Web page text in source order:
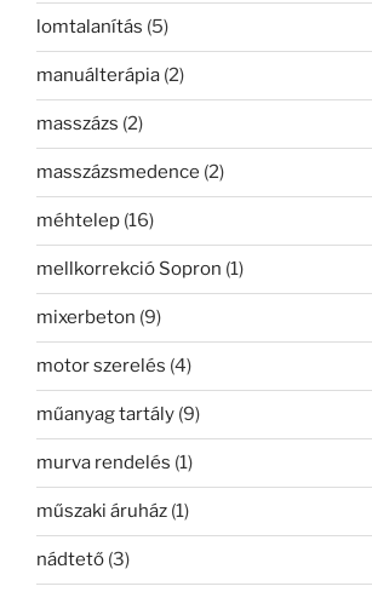
lomtalanítás (5)
manuálterápia (2)
masszázs (2)
masszázsmedence (2)
méhtelep (16)
mellkorrekció Sopron (1)
mixerbeton (9)
motor szerelés (4)
műanyag tartály (9)
murva rendelés (1)
műszaki áruház (1)
nádtető (3)